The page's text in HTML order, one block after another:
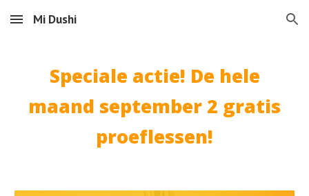
Skip to main content Skip to navigation
Mi Dushi
Speciale actie! De hele
maand september 2 gratis
proeflessen!